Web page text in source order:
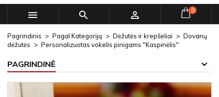
   0
Pagrindinis Pagal Kategoriją Dėžutės ir krepšeliai
Dovanų
dėžutės
Personalizuotas vokelis pinigams "Kaspinėlis"
PAGRINDINĖ